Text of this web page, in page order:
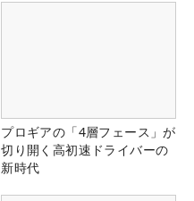
プロギアの「4層フェース」が
切り開く高初速ドライバーの
新時代